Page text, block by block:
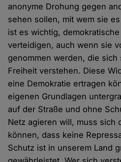
anonyme Drohung gegen
sehen sollen, mit wem sie
ist es wichtig,
verteidigen, auch wenn sie
genommen werden, die sich
Freiheit verstehen. Diese
eine Demokratie ertragen
eigenen Grundlagen
auf der Straße und ohne
Netz agieren will, muss sich
können, dass keine
Schutz ist in unserem Land